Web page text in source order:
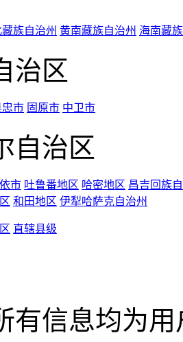
族自治州 黄南藏族自治州 海南藏
治区
忠市 固原市 中卫市
自治区
市 吐鲁番地区 哈密地区 昌吉回族
和田地区 伊犁哈萨克自治州
直辖县级
有信息均为